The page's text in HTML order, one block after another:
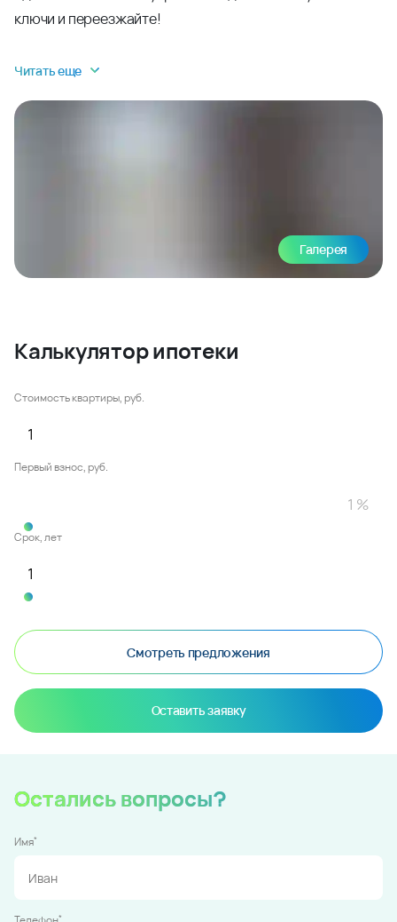
ключи и переезжайте!
Читать еще
Галерея
Калькулятор ипотеки
Стоимость квартиры, руб.
Первый взнос, руб.
Срок, лет
Смотреть предложения
Оставить заявку
Остались вопросы?
Имя*
*